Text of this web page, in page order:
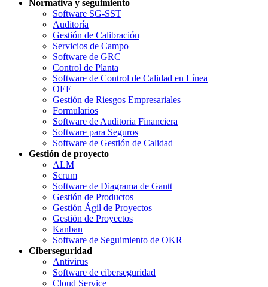
Normativa y seguimiento
Software SG-SST
Auditoría
Gestión de Calibración
Servicios de Campo
Software de GRC
Control de Planta
Software de Control de Calidad en Línea
OEE
Gestión de Riesgos Empresariales
Formularios
Software de Auditoria Financiera
Software para Seguros
Software de Gestión de Calidad
Gestión de proyecto
ALM
Scrum
Software de Diagrama de Gantt
Gestión de Productos
Gestión Ágil de Proyectos
Gestión de Proyectos
Kanban
Software de Seguimiento de OKR
Ciberseguridad
Antivirus
Software de ciberseguridad
Cloud Service